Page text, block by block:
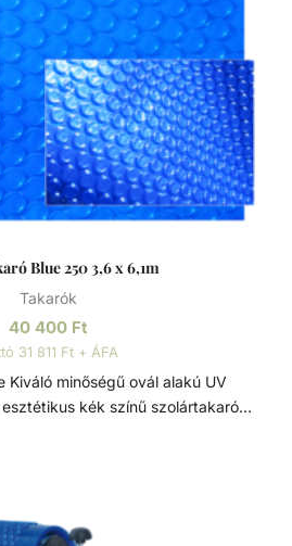
a
a medence
víz lehűlése - csökken a
és a víztisztítás egyéb
így
is elégséges lehet beltéri
medencetakaró
Blue 250 3,6 x 6,1m
Takarók
40 400 Ft
31 811 Ft + ÁFA
kék színű szolártakaró
esetén a párolgás jelentős